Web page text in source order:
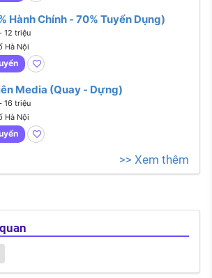
Hành Chính - 70% Tuyển Dụng)
12 triệu
Hà Nội
Media (Quay - Dựng)
16 triệu
Hà Nội
>> Xem thêm